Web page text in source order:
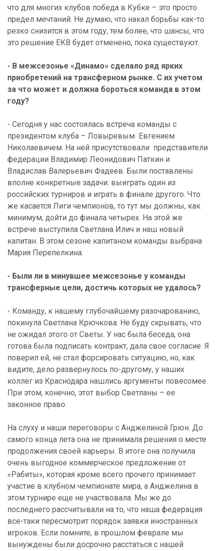
что для многих клубов победа в Кубке – это просто
предел мечтаний. Не думаю, что накал борьбы как-то
резко снизится в этом году, тем более, что шансы, что
это решение ЕКВ будет отменено, пока существуют.
- В межсезонье «Динамо» сделало ряд ярких
приобретений на трансферном рынке. С их учетом
за что может и должна бороться команда в этом
году?
- Сегодня у нас состоялась встреча команды с
президентом клуба – Ловыревым Евгением
Николаевичем. На ней присутствовали представители
федерации Владимир Леонидович Паткин и
Владислав Валерьевич Фадеев. Были поставлены
вполне конкретные задачи: выиграть один из
российских турниров и играть в финале другого. Что
же касается Лиги чемпионов, то тут мы должны, как
минимум, дойти до финала четырех. На этой же
встрече выступила Светлана Илич и наш новый
капитан. В этом сезоне капитаном команды выбрана
Мария Перепелкина.
- Были ли в минувшее межсезонье у команды
трансферные цели, достичь которых не удалось?
- Команду, к нашему глубочайшему разочарованию,
покинула Светлана Крючкова. Не буду скрывать, что
не ожидал этого от Светы. У нас была беседа, она
готова была подписать контракт, дала свое согласие. Я
поверил ей, не стал форсировать ситуацию, но, как
видите, дело развернулось по-другому, у наших
коллег из Краснодара нашлись аргументы повесомее.
При этом, конечно, этот выбор Светланы – ее
законное право.
На слуху и наши переговоры с Анджелиной Грюн. До
самого конца лета она не принимала решения о месте
продолжения своей карьеры. В итоге она получила
очень выгодное коммерческое предложение от
«Рабиты», которая кроме всего прочего принимает
участие в клубном чемпионате мира, а Анджелина в
этом турнире еще не участвовала. Мы же до
последнего рассчитывали на то, что наша федерация
все-таки пересмотрит порядок заявки иностранных
игроков. Если помните, в прошлом феврале мы
вынуждены были досрочно расстаться с нашей